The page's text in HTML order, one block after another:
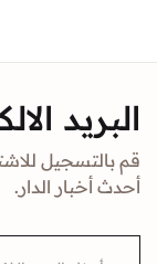
البريد
قم بالتسجيل
أحدث أخبار الدار.